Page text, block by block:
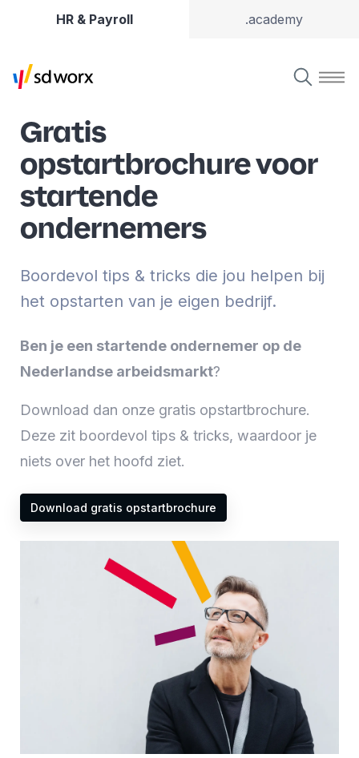
HR & Payroll .academy
Gratis
opstartbrochure voor
startende
ondernemers
Boordevol tips & tricks die jou helpen bij
het opstarten van je eigen bedrijf.
Ben je een startende ondernemer op de
Nederlandse arbeidsmarkt?
Download dan onze gratis opstartbrochure.
Deze zit boordevol tips & tricks, waardoor je
niets over het hoofd ziet.
Download gratis opstartbrochure